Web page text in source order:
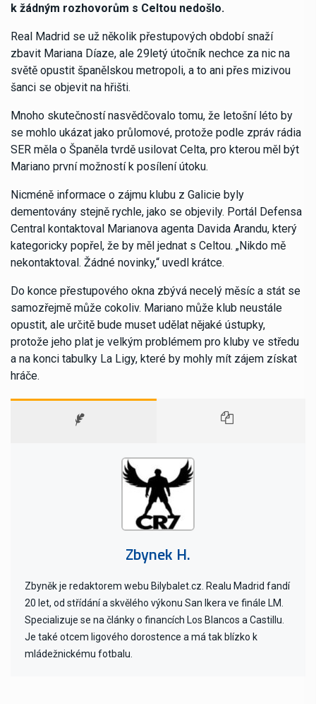
k žádným rozhovorům s Celtou nedošlo.
Real Madrid se už několik přestupových období snaží
zbavit Mariana Díaze, ale 29letý útočník nechce za nic na
světě opustit španělskou metropoli, a to ani přes mizivou
šanci se objevit na hřišti.
Mnoho skutečností nasvědčovalo tomu, že letošní léto by
se mohlo ukázat jako průlomové, protože podle zpráv rádia
SER měla o Španěla tvrdě usilovat Celta, pro kterou měl být
Mariano první možností k posílení útoku.
Nicméně informace o zájmu klubu z Galicie byly
dementovány stejně rychle, jako se objevily. Portál Defensa
Central kontaktoval Marianova agenta Davida Arandu, který
kategoricky popřel, že by měl jednat s Celtou. „Nikdo mě
nekontaktoval. Žádné novinky,“ uvedl krátce.
Do konce přestupového okna zbývá necelý měsíc a stát se
samozřejmě může cokoliv. Mariano může klub neustále
opustit, ale určitě bude muset udělat nějaké ústupky,
protože jeho plat je velkým problémem pro kluby ve středu
a na konci tabulky La Ligy, které by mohly mít zájem získat
hráče.
Zbynek H.
Zbyněk je redaktorem webu Bilybalet.cz. Realu Madrid fandí
20 let, od střídání a skvělého výkonu San Ikera ve finále LM.
Specializuje se na články o financích Los Blancos a Castillu.
Je také otcem ligového dorostence a má tak blízko k
mládežnickému fotbalu.